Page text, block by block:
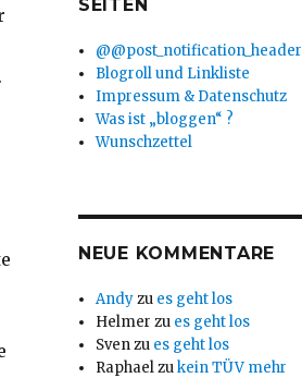
SEITEN
@@post_notification_header
Blogroll und Linkliste
Impressum & Datenschutz
Was ist „bloggen“ ?
Wunschzettel
NEUE KOMMENTARE
Andyzu es geht los
Helmer zu es geht los
Svenzu es geht los
Raphaelzukein TÜV mehr